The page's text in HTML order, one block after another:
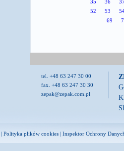
35
36
52
53
69
tel. +48 63 247 30 00
fax. +48 63 247 30 30
zepak@zepak.com.pl
| Polityka plików cookies | Inspektor Ochrony